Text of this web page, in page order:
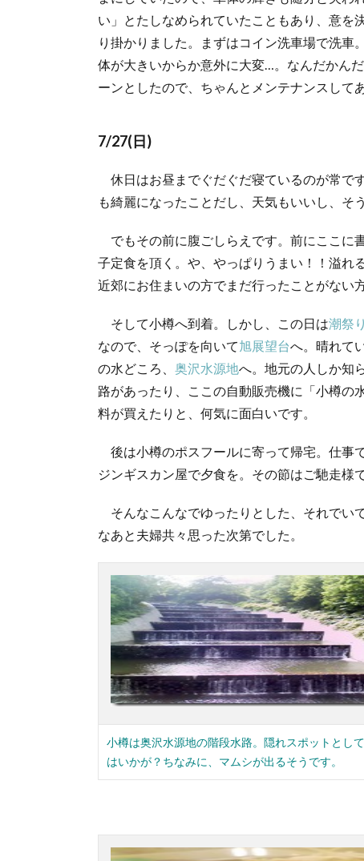
ニ
ュ
ー
ス
4.
い」とたしなめられていたこともあり、意を
り掛かりました。まずはコイン洗車場で洗
体が大きいからか意外に大変…。なんだかん
ーンとしたので、ちゃんとメンテナンスして
7/27(日)
休日はお昼までぐだぐだ寝ているのが常で
も綺麗になったことだし、天気もいいし、そ
でもその前に腹ごしらえです。前にここに
子定食を頂く。や、やっぱりうまい！！溢れ
近郊にお住まいの方でまだ行ったことがない
そして小樽へ到着。しかし、この日は潮祭り
なので、そっぽを向いて旭展望台へ。晴れて
の水どころ、 奥沢水源地へ。地元の人しか知
路があったり、ここの自動販売機に「小樽の
料が買えたりと、何気に面白いです。
後は小樽のポスフールに寄って帰宅。仕事
ジンギスカン屋で夕食を。その節はご馳走様
そんなこんなでゆったりとした、それでい
なあと夫婦共々思った次第でした。
小樽は奥沢水源地の階段水路。隠れスポットとし
はいかが？ちなみに、マムシが出るそうです。